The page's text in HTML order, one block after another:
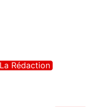
La Rédaction